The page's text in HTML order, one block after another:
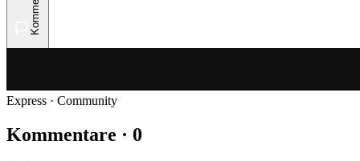
Express · Community
Kommentare · 0